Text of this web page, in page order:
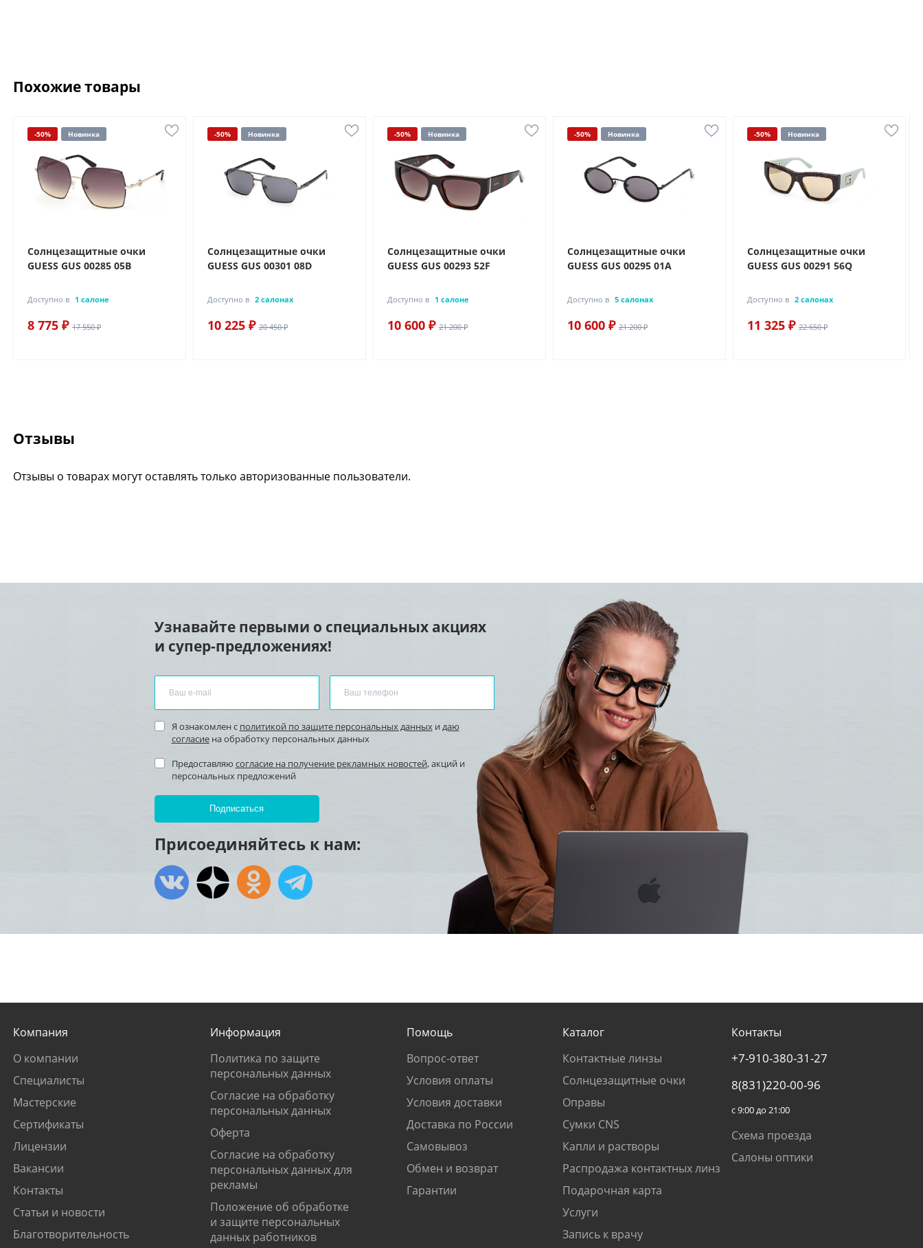
Похожие товары
-50% Новинка
Солнцезащитные очки
GUESS GUS 00285 05B
Доступно в 1 салоне
8 775 ₽ 17 550 ₽
-50% Новинка
Солнцезащитные очки
GUESS GUS 00301 08D
Доступно в 2 салонах
10 225 ₽ 20 450 ₽
-50% Новинка
Солнцезащитные очки
GUESS GUS 00293 52F
Доступно в 1 салоне
10 600 ₽ 21 200 ₽
-50% Новинка
Солнцезащитные очки
GUESS GUS 00295 01A
Доступно в 5 салонах
10 600 ₽ 21 200 ₽
-50% Новинка
Солнцезащитные очки
GUESS GUS 00291 56Q
Доступно в 2 салонах
11 325 ₽ 22 650 ₽
Отзывы
Отзывы о товарах могут оставлять только авторизованные пользователи.
Узнавайте первыми о специальных акциях
и супер-предложениях!
Я ознакомлен с политикой по защите персональных данныхи даю
согласиена обработку персональных данных
Предоставляю согласие на получение рекламных новостей, акций и
персональных предложений
Присоединяйтесь к нам:
Компания
О компании
Специалисты
Мастерские
Сертификаты
Лицензии
Вакансии
Контакты
Статьи и новости
Благотворительность
Информация
Политика по защите
персональных данных
Согласие на обработку
персональных данных
Оферта
Согласие на обработку
персональных данных для
рекламы
Положение об обработке
и защите персональных
данных работников
Помощь
Вопрос-ответ
Условия оплаты
Условия доставки
Доставка по России
Самовывоз
Обмен и возврат
Гарантии
Каталог
Контактные линзы
Солнцезащитные очки
Оправы
Сумки CNS
Капли и растворы
Распродажа контактных линз
Подарочная карта
Услуги
Запись к врачу
Контакты
+7-910-380-31-27
8(831)220-00-96
с 9:00 до 21:00
Схема проезда
Салоны оптики